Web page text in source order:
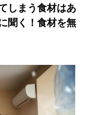
しまう食材はあ
聞く！食材を無